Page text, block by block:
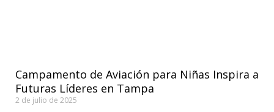
Campamento de Aviación para Niñas Inspira a
Futuras Líderes en Tampa
2 de julio de 2025